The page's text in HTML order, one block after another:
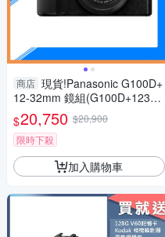
商店 現貨!Panasonic G100D+
12-32mm 鏡組(G100D+123
2，公司貨)G100
$20,750 $20,900
限時下殺
加入購物車